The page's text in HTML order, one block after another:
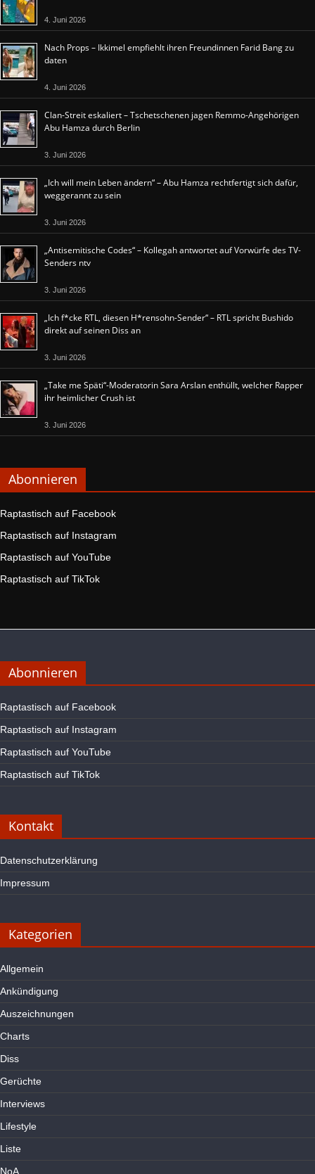
4. Juni 2026
Nach Props – Ikkimel empfiehlt ihren Freundinnen Farid Bang zu
daten
4. Juni 2026
Clan-Streit eskaliert – Tschetschenen jagen Remmo-Angehörigen
Abu Hamza durch Berlin
3. Juni 2026
„Ich will mein Leben ändern“ – Abu Hamza rechtfertigt sich dafür,
weggerannt zu sein
3. Juni 2026
„Antisemitische Codes“ – Kollegah antwortet auf Vorwürfe des TV-
Senders ntv
3. Juni 2026
„Ich f*cke RTL, diesen H*rensohn-Sender“ – RTL spricht Bushido
direkt auf seinen Diss an
3. Juni 2026
„Take me Späti“-Moderatorin Sara Arslan enthüllt, welcher Rapper
ihr heimlicher Crush ist
3. Juni 2026
Abonnieren
Raptastisch auf Facebook
Raptastisch auf Instagram
Raptastisch auf YouTube
Raptastisch auf TikTok
Abonnieren
Raptastisch auf Facebook
Raptastisch auf Instagram
Raptastisch auf YouTube
Raptastisch auf TikTok
Kontakt
Datenschutzerklärung
Impressum
Kategorien
Allgemein
Ankündigung
Auszeichnungen
Charts
Diss
Gerüchte
Interviews
Lifestyle
Liste
NoA